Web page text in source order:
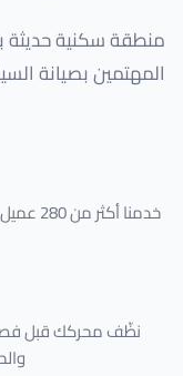
منطقة سكنية حديثة
المهتمين بصيانة
خدمنا أكثر من 280 عميل في عبدالله السالم خلال الستة أشهر الماضية.
نظّف محركك قبل